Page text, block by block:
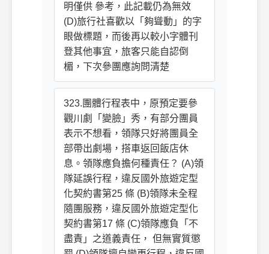
明僅供 參考，此記載仍為無效
(D)旅行社喜歡以「夠聳動」的字
眼做標題，而後再以較小字體刊
登其他事宜，旅客只能自認倒
楣，下次參團應詢問清楚
323.團體行程表中，原預定要參
觀川劇「變臉」秀，有部分團員
表示不想看，領隊只好將團員全
部帶出劇場，搭車返回飯店休
息。領隊應負擔何種責任？ (A)領
隊延誤行程，違反國外旅遊定型
化契約書第25 條 (B)領隊未全程
隨團服務，違反國外旅遊定型化
契約書第17 條 (C)領隊應負「不
盡責」之道義責任， 但無實質懲